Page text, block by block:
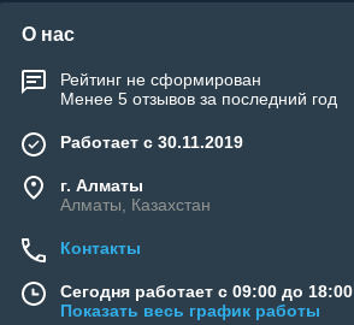
О нас
Рейтинг не сформирован
Менее 5 отзывов за последний год
Работает с 30.11.2019
г. Алматы
Алматы, Казахстан
Контакты
Сегодня работает с 09:00 до 18:00
Показать весь график работы